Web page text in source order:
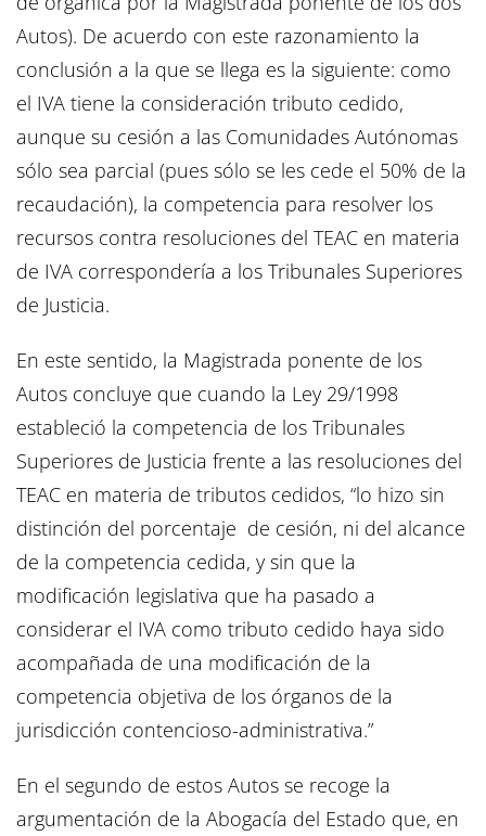
Autos). De acuerdo con este razonamiento la
conclusión a la que se llega es la siguiente: como
el IVA tiene la consideración tributo cedido,
aunque su cesión a las Comunidades Autónomas
sólo sea parcial (pues sólo se les cede el 50% de la
recaudación), la competencia para resolver los
recursos contra resoluciones del TEAC en materia
de IVA correspondería a los Tribunales Superiores
de Justicia.
En este sentido, la Magistrada ponente de los
Autos concluye que cuando la Ley 29/1998
estableció la competencia de los Tribunales
Superiores de Justicia frente a las resoluciones del
TEAC en materia de tributos cedidos, “lo hizo sin
distinción del porcentaje de cesión, ni del alcance
de la competencia cedida, y sin que la
modificación legislativa que ha pasado a
considerar el IVA como tributo cedido haya sido
acompañada de una modificación de la
competencia objetiva de los órganos de la
jurisdicción contencioso-administrativa.”
En el segundo de estos Autos se recoge la
argumentación de la Abogacía del Estado que, en